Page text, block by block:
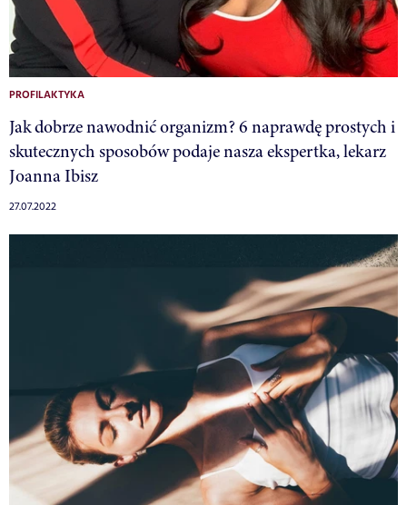
PROFILAKTYKA
Jak dobrze nawodnić organizm? 6 naprawdę prostych i
skutecznych sposobów podaje nasza ekspertka, lekarz
Joanna Ibisz
27.07.2022